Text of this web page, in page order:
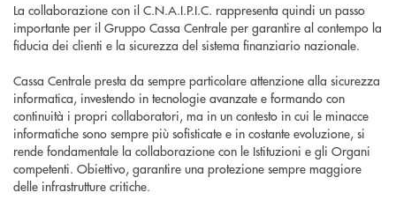
La collaborazione con il C.N.A.I.P.I.C. rappresenta quindi un passo
importante per il Gruppo Cassa Centrale per garantire al contempo la
fiducia dei clienti e la sicurezza del sistema finanziario nazionale.
Cassa Centrale presta da sempre particolare attenzione alla sicurezza
informatica, investendo in tecnologie avanzate e formando con
continuità i propri collaboratori, ma in un contesto in cui le minacce
informatiche sono sempre più sofisticate e in costante evoluzione, si
rende fondamentale la collaborazione con le Istituzioni e gli Organi
competenti. Obiettivo, garantire una protezione sempre maggiore
delle infrastrutture critiche.